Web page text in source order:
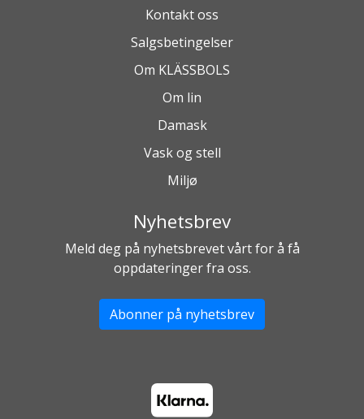
Kontakt oss
Salgsbetingelser
Om KLÄSSBOLS
Om lin
Damask
Vask og stell
Miljø
Nyhetsbrev
Meld deg på nyhetsbrevet vårt for å få
oppdateringer fra oss.
Abonner på nyhetsbrev